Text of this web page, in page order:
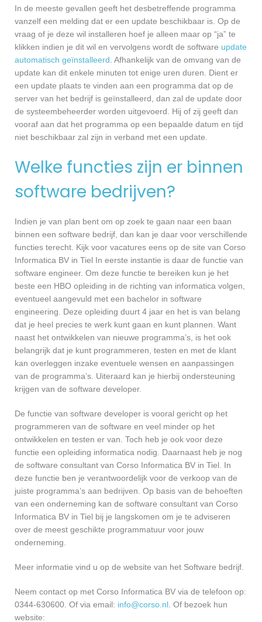
In de meeste gevallen geeft het desbetreffende programma
vanzelf een melding dat er een update beschikbaar is. Op de
vraag of je deze wil installeren hoef je alleen maar op “ja” te
klikken indien je dit wil en vervolgens wordt de software update
automatisch geïnstalleerd . Afhankelijk van de omvang van de
update kan dit enkele minuten tot enige uren duren. Dient er
een update plaats te vinden aan een programma dat op de
server van het bedrijf is geïnstalleerd, dan zal de update door
de systeembeheerder worden uitgevoerd. Hij of zij geeft dan
vooraf aan dat het programma op een bepaalde datum en tijd
niet beschikbaar zal zijn in verband met een update.
Welke functies zijn er binnen
software bedrijven?
Indien je van plan bent om op zoek te gaan naar een baan
binnen een software bedrijf, dan kan je daar voor verschillende
functies terecht. Kijk voor vacatures eens op de site van Corso
Informatica BV in Tiel In eerste instantie is daar de functie van
software engineer. Om deze functie te bereiken kun je het
beste een HBO opleiding in de richting van informatica volgen,
eventueel aangevuld met een bachelor in software
engineering. Deze opleiding duurt 4 jaar en het is van belang
dat je heel precies te werk kunt gaan en kunt plannen. Want
naast het ontwikkelen van nieuwe programma’s, is het ook
belangrijk dat je kunt programmeren, testen en met de klant
kan overleggen inzake eventuele wensen en aanpassingen
van de programma’s. Uiteraard kan je hierbij ondersteuning
krijgen van de software developer.
De functie van software developer is vooral gericht op het
programmeren van de software en veel minder op het
ontwikkelen en testen er van. Toch heb je ook voor deze
functie een opleiding informatica nodig. Daarnaast heb je nog
de software consultant van Corso Informatica BV in Tiel. In
deze functie ben je verantwoordelijk voor de verkoop van de
juiste programma’s aan bedrijven. Op basis van de behoeften
van een onderneming kan de software consultant van Corso
Informatica BV in Tiel bij je langskomen om je te adviseren
over de meest geschikte programmatuur voor jouw
onderneming.
Meer informatie vind u op de website van het Software bedrijf.
Neem contact op met Corso Informatica BV via de telefoon op:
0344-630600. Of via email: info@corso.nl . Of bezoek hun
website: